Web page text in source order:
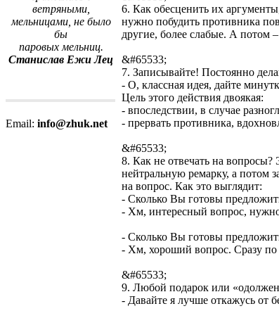
ветряными,
мельницами, не было
бы
паровых мельниц.
Станислав Ежи Лец
Email: info@zhuk.net
6. Как обесценить их
нужно побудить противника
другие, более слабые. А потом
&#65533;
7. Записывайте! Постоянно
- О, классная идея, дайте
Цель этого действия двоякая:
- впоследствии, в случае
- прервать противника,
&#65533;
8. Как не отвечать на вопросы?
нейтральную ремарку, а потом
на вопрос. Как это выглядит:
- Сколько Вы готовы
- Хм, интересный вопрос,
- Сколько Вы готовы
- Хм, хороший вопрос. Сразу по
&#65533;
9. Любой подарок или
- Давайте я лучше откажусь от